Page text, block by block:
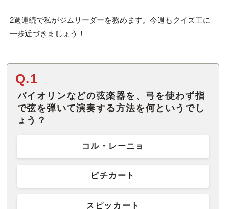
2週連続で私がジムリーダーを務めます。今週もクイズ王に
一歩近づきましょう！
Q.1
バイオリンなどの弦楽器を、弓を使わず指
で弦を弾いて演奏する方法を何というでし
ょう？
コル・レーニョ
ピチカート
スピッカート